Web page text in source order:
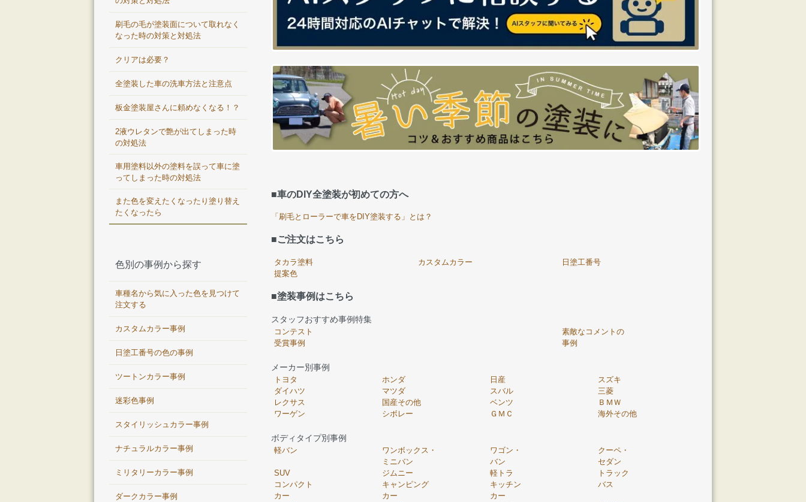
■車のDIY全塗装が初めての方へ
「刷毛とローラーで車をDIY塗装する」とは？
■ご注文はこちら
タカラ塗料
提案色
カスタムカラー 日塗工番号
■塗装事例はこちら
スタッフおすすめ事例特集
コンテスト
受賞事例
素敵なコメントの
事例
メーカー別事例
トヨタ ホンダ 日産
スズキ
ダイハツ
マツダ スバル
三菱
レクサス
国産その他 ベンツ
ＢＭＷ
ワーゲン
シボレー ＧＭＣ 海外その他
ボディタイプ別事例
軽バン
ワンボックス・
ミニバン
ワゴン・
バン
クーペ・
セダン
SUV
ジムニー 軽トラ
トラック
コンパクト
カー
キャンピング
カー
キッチン
カー
バス
刷毛の毛が塗装面について取れなく
なった時の対策と対処法
クリアは必要？
全塗装した車の洗車方法と注意点
板金塗装屋さんに頼めなくなる！？
2液ウレタンで艶が出てしまった時
の対処法
車用塗料以外の塗料を誤って車に塗
ってしまった時の対処法
また色を変えたくなったり塗り替え
たくなったら
色別の事例から探す
車種名から気に入った色を見つけて
注文する
カスタムカラー事例
日塗工番号の色の事例
ツートンカラー事例
迷彩色事例
スタイリッシュカラー事例
ナチュラルカラー事例
ミリタリーカラー事例
ダークカラー事例